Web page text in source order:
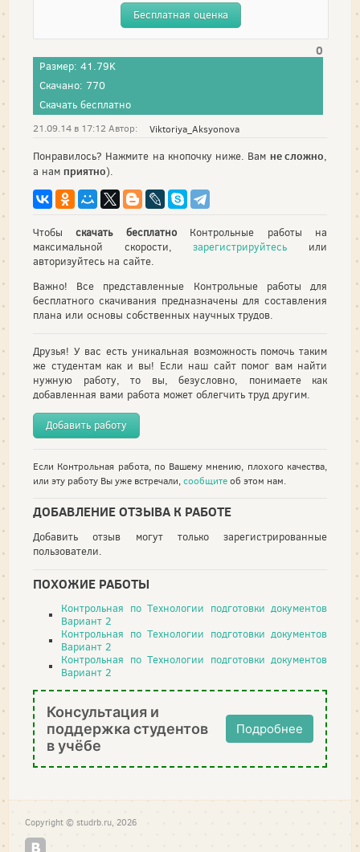
Бесплатная оценка
0
Размер: 41.79K
Скачано: 770
Скачать бесплатно
21.09.14 в 17:12 Автор: Viktoriya_Aksyonova
Понравилось? Нажмите на кнопочку ниже. Вам не сложно,
а нам приятно).
Чтобыскачать бесплатноКонтрольные работы на
максимальной скорости,зарегистрируйтесь или
авторизуйтесь на сайте.
Важно! Все представленные Контрольные работы для
бесплатного скачивания предназначены для составления
плана или основы собственных научных трудов.
Друзья! У вас есть уникальная возможность помочь таким
же студентам как и вы! Если наш сайт помог вам найти
нужную работу, то вы, безусловно, понимаете как
добавленная вами работа может облегчить труд другим.
Добавить работу
Если Контрольная работа, по Вашему мнению, плохого качества,
или эту работу Вы уже встречали,сообщитеоб этом нам.
ДОБАВЛЕНИЕ ОТЗЫВА К РАБОТЕ
Добавить отзыв могут только зарегистрированные
пользователи.
ПОХОЖИЕ РАБОТЫ
Контрольная по Технологии подготовки документов
Вариант 2
Контрольная по Технологии подготовки документов
Вариант 2
Контрольная по Технологии подготовки документов
Вариант 2
Консультация и
поддержка студентов
в учёбе
Подробнее
Copyright © studrb.ru, 2026